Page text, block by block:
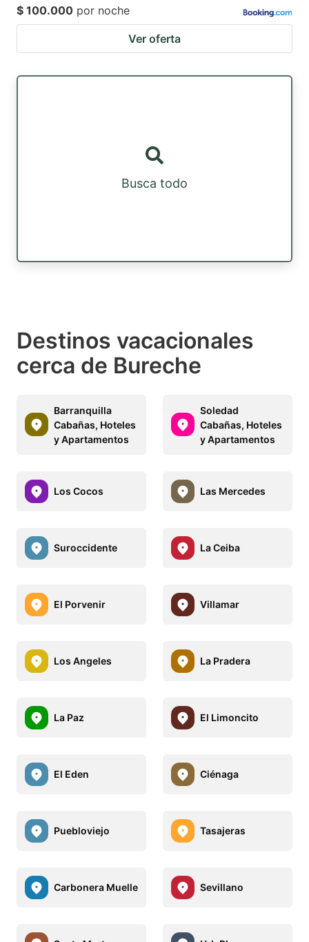
$ 100.000 por noche
Ver oferta
Busca todo
Destinos vacacionales
cerca de Bureche
Barranquilla
Cabañas, Hoteles
y Apartamentos
Soledad
Cabañas, Hoteles
y Apartamentos
Los Cocos Las Mercedes
Suroccidente La Ceiba
El Porvenir Villamar
Los Angeles La Pradera
La Paz El Limoncito
El Eden Ciénaga
Puebloviejo Tasajeras
Carbonera Muelle Sevillano